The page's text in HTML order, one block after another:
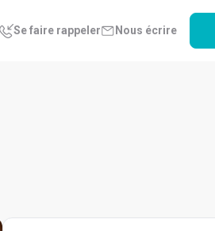
Se faire rappeler Nous écrire